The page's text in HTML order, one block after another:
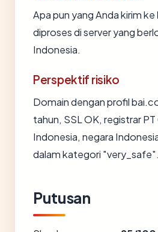
Apa pun yang Anda kirim ke
diproses di server yang
Indonesia.
Perspektif risiko
Domain dengan profil
tahun, SSL OK, registrar
Indonesia, negara
dalam kategori "very_safe".
Putusan